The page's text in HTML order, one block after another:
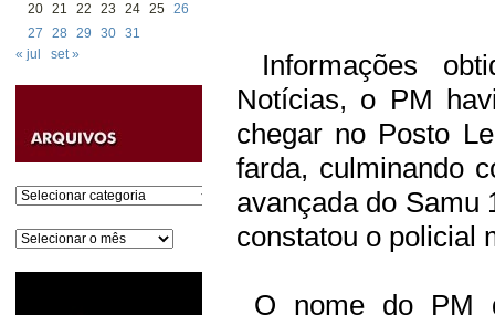
20 21 22 23 24 25 26
27
28 29 30 31
« jul
set »
Categorias
Arquivos
Informações
Notícias, o PM
chegar no Posto
farda, culminando
avançada do Samu
constatou o policial
O nome do PM